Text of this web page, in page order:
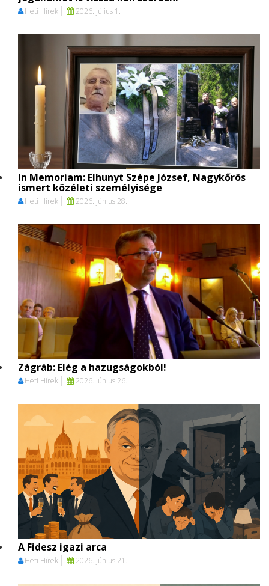
Heti Hírek 2026. július 1.
In Memoriam: Elhunyt Szépe József, Nagykőrös
ismert közéleti személyisége
Heti Hírek 2026. június 28.
Zágráb: Elég a hazugságokból!
Heti Hírek 2026. június 26.
A Fidesz igazi arca
Heti Hírek 2026. június 21.